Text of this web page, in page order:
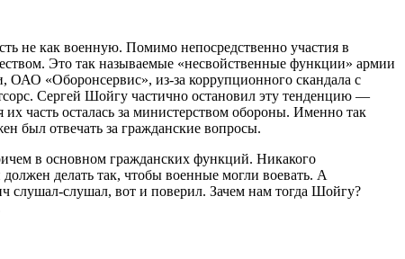
не как военную. Помимо непосредственно участия в
Это так называемые «несвойственные функции» армии
ОАО «Оборонсервис», из-за коррупционного скандала с
Сергей Шойгу частично остановил эту тенденцию —
часть осталась за министерством обороны. Именно так
был отвечать за гражданские вопросы.
в основном гражданских функций. Никакого
делать так, чтобы военные могли воевать. А
слушал-слушал, вот и поверил. Зачем нам тогда Шойгу?